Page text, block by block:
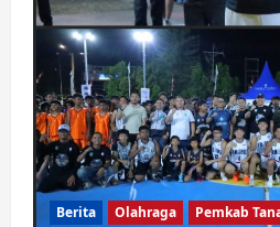
Berita Olahraga Pemkab